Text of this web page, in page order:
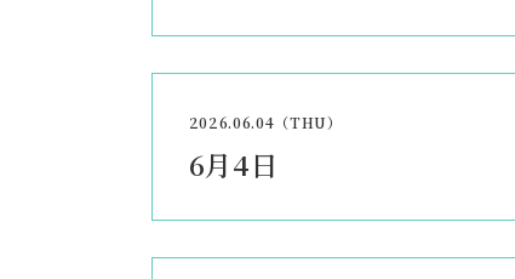
2026.06.04（THU）
6月4日